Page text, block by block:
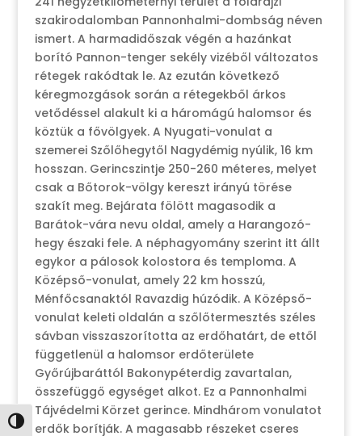
Nagy kontraszt váltása
szakirodalomban Pannonhalmi-dombság néven
ismert. A harmadidőszak végén a hazánkat
borító Pannon-tenger sekély vizéből változatos
rétegek rakódtak le. Az ezután következő
kéregmozgások során a rétegekből árkos
vetődéssel alakult ki a háromágú halomsor és
köztük a fővölgyek. A Nyugati-vonulat a
szemerei Szőlőhegytől Nagydémig nyúlik, 16 km
hosszan. Gerincszintje 250-260 méteres, melyet
csak a Bőtorok-völgy kereszt irányú törése
szakít meg. Bejárata fölött magasodik a
Barátok-vára nevu oldal, amely a Harangozó-
hegy északi fele. A néphagyomány szerint itt állt
egykor a pálosok kolostora és temploma. A
Középső-vonulat, amely 22 km hosszú,
Ménfőcsanaktól Ravazdig húzódik. A Középső-
vonulat keleti oldalán a szőlőtermesztés széles
sávban visszaszorította az erdőhatárt, de ettől
függetlenül a halomsor erdőterülete
Győrújbaráttól Bakonypéterdig zavartalan,
összefüggő egységet alkot. Ez a Pannonhalmi
Tájvédelmi Körzet gerince. Mindhárom vonulatot
erdők borítják. A magasabb részeket cseres